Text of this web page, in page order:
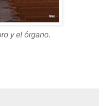
y el órgano.